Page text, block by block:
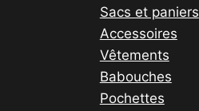
Sacs et paniers
Accessoires
Vêtements
Babouches
Pochettes